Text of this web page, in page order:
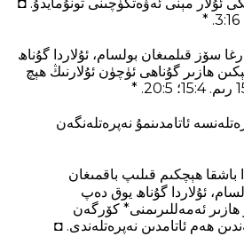
سۆز قىلمىغان بولسام، ئۇلاردا گۇناھ
ھازىر گۇناھى ئۈچۈن ئۇلارنىڭ ھېچ
ئاتامدىنمۇ نەپرەتلەنگەن
باشقا ھېچكىم قىلىپ باقمىغان
ئۇلاردا گۇناھ يوق دەپ
ھازىر ئەمەللىرىمنى* كۆرگەن
ھەم ئاتامدىن نەپرەتلەندى. ◘